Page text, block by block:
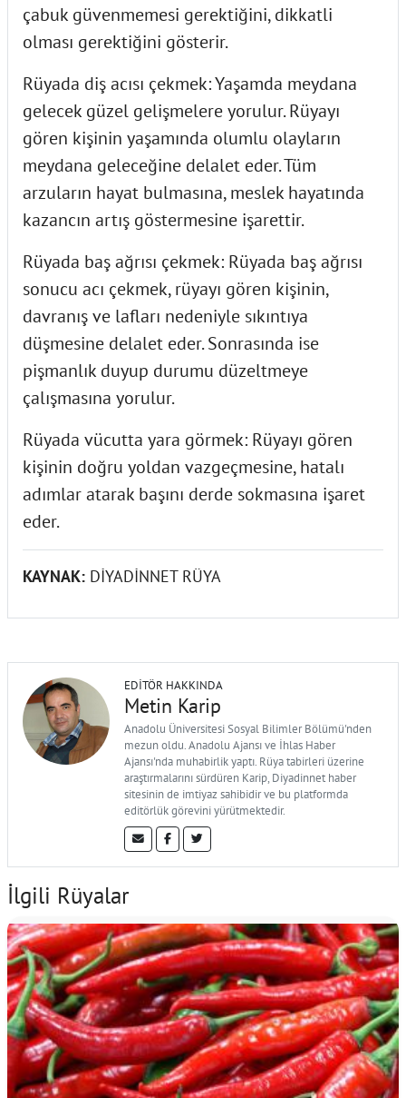
çabuk güvenmemesi gerektiğini, dikkatli
olması gerektiğini gösterir.
Rüyada diş acısı çekmek: Yaşamda meydana
gelecek güzel gelişmelere yorulur. Rüyayı
gören kişinin yaşamında olumlu olayların
meydana geleceğine delalet eder. Tüm
arzuların hayat bulmasına, meslek hayatında
kazancın artış göstermesine işarettir.
Rüyada baş ağrısı çekmek: Rüyada baş ağrısı
sonucu acı çekmek, rüyayı gören kişinin,
davranış ve lafları nedeniyle sıkıntıya
düşmesine delalet eder. Sonrasında ise
pişmanlık duyup durumu düzeltmeye
çalışmasına yorulur.
Rüyada vücutta yara görmek: Rüyayı gören
kişinin doğru yoldan vazgeçmesine, hatalı
adımlar atarak başını derde sokmasına işaret
eder.
KAYNAK: DİYADİNNET RÜYA
EDITÖR HAKKINDA
Metin Karip
Anadolu Üniversitesi Sosyal Bilimler Bölümü'nden
mezun oldu. Anadolu Ajansı ve İhlas Haber
Ajansı'nda muhabirlik yaptı. Rüya tabirleri üzerine
araştırmalarını sürdüren Karip, Diyadinnet haber
sitesinin de imtiyaz sahibidir ve bu platformda
editörlük görevini yürütmektedir.
İlgili Rüyalar